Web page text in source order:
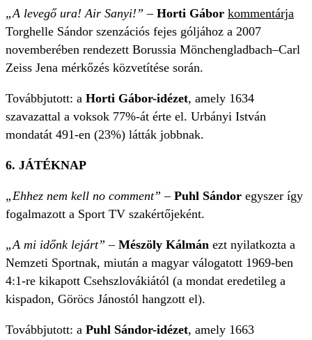
„A levegő ura! Air Sanyi!” – Horti Gábor kommentárja
Torghelle Sándor szenzációs fejes góljához a 2007
novemberében rendezett Borussia Mönchengladbach–Carl
Zeiss Jena mérkőzés közvetítése során.
Továbbjutott: a Horti Gábor-idézet, amely 1634
szavazattal a voksok 77%-át érte el. Urbányi István
mondatát 491-en (23%) látták jobbnak.
6. JÁTÉKNAP
„Ehhez nem kell no comment” – Puhl Sándor egyszer így
fogalmazott a Sport TV szakértőjeként.
„A mi időnk lejárt” – Mészöly Kálmán ezt nyilatkozta a
Nemzeti Sportnak, miután a magyar válogatott 1969-ben
4:1-re kikapott Csehszlovákiától (a mondat eredetileg a
kispadon, Göröcs Jánostól hangzott el).
Továbbjutott: a Puhl Sándor-idézet, amely 1663